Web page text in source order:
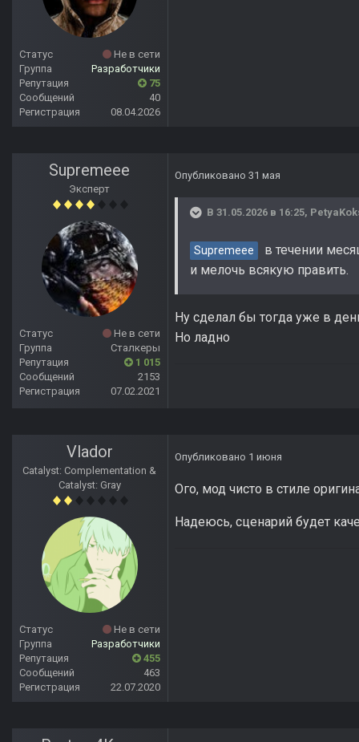
Статус
Не в сети
Группа
Разработчики
Репутация
75
Сообщений
40
Регистрация
08.04.2026
Supremeee
Эксперт
Статус
Не в сети
Группа
Сталкеры
Репутация
1 015
Сообщений
2153
Регистрация
07.02.2021
Опубликовано 31 мая
В 31.05.2026 в 16:25,
Supremeee
в течении
и мелочь всякую править.
Ну сделал бы тогда уже в
Но ладно
Vlador
Catalyst: Complementation &
Catalyst: Gray
Статус
Не в сети
Группа
Разработчики
Репутация
455
Сообщений
463
Регистрация
22.07.2020
Опубликовано 1 июня
Ого, мод чисто в стиле
Надеюсь, сценарий будет